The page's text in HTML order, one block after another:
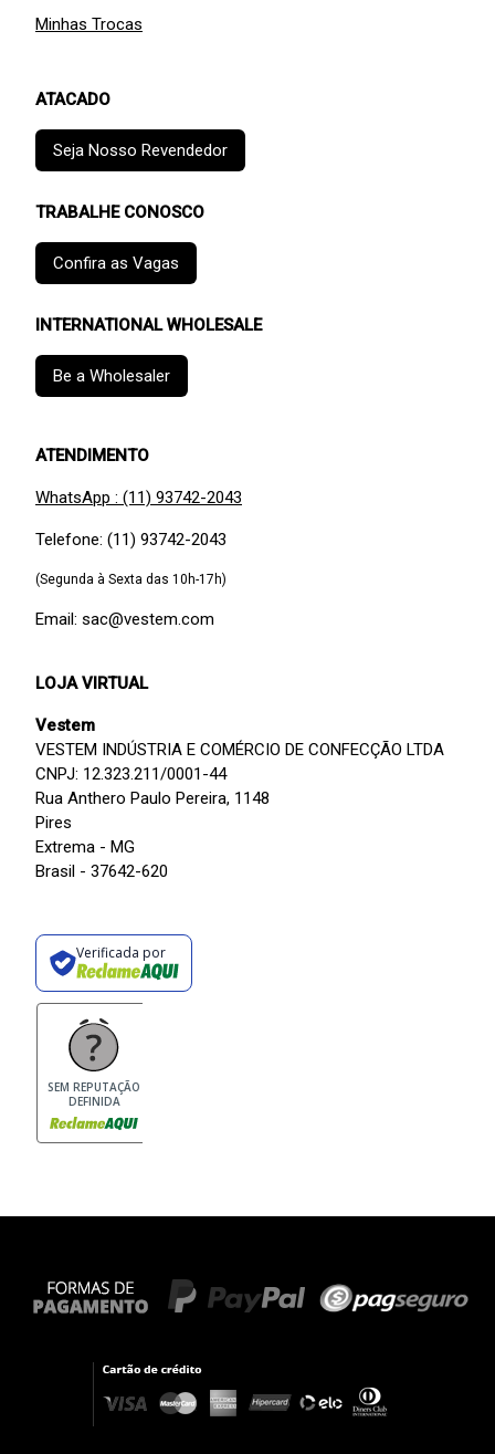
Minhas Trocas
ATACADO
Seja Nosso Revendedor
TRABALHE CONOSCO
Confira as Vagas
INTERNATIONAL WHOLESALE
Be a Wholesaler
ATENDIMENTO
WhatsApp : (11) 93742-2043
Telefone: (11) 93742-2043
(Segunda à Sexta das 10h-17h)
Email: sac@vestem.com
LOJA VIRTUAL
Vestem
VESTEM INDÚSTRIA E COMÉRCIO DE CONFECÇÃO LTDA
CNPJ: 12.323.211/0001-44
Rua Anthero Paulo Pereira, 1148
Pires
Extrema - MG
Brasil - 37642-620
Verificada por
SEM REPUTAÇÃO
DEFINIDA